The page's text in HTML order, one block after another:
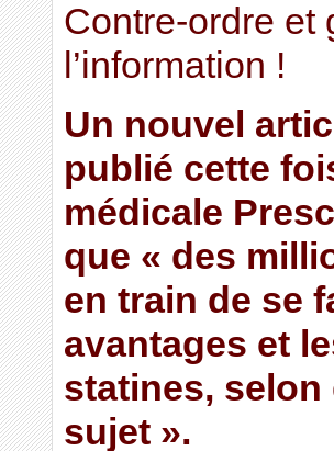
Contre-ordre et
l’information !
Un nouvel
publié cette
médicale
que « des
en train de se
avantages et
statines,
sujet ».